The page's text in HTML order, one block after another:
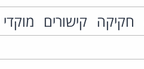
חקיקה קישורים